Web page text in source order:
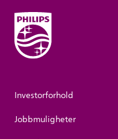
Investorforhold
Jobbmuligheter